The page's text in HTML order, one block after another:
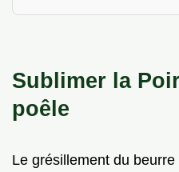
Sublimer la
poêle
Le grésillement du